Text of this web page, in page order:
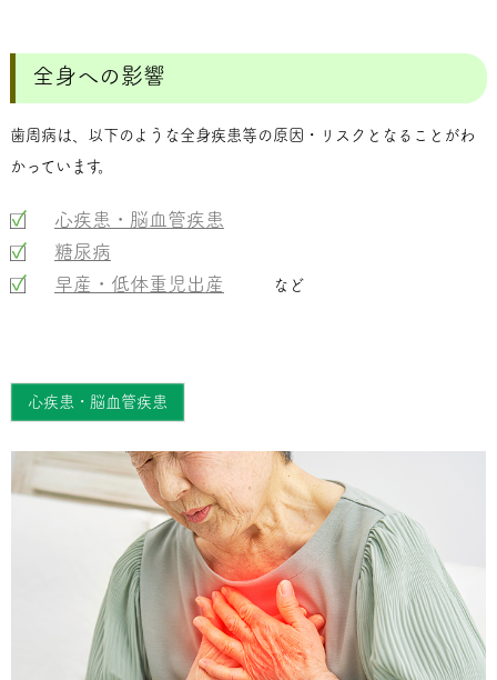
全身への影響
歯周病は、以下のような全身疾患等の原因・リスクとなることがわ
かっています。
心疾患・脳血管疾患
糖尿病
早産・低体重児出産
など
心疾患・脳血管疾患